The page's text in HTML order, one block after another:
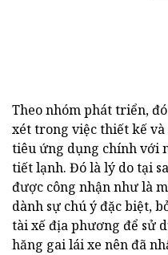
Theo nhóm phát triển,
xét trong việc thiết kế
tiêu ứng dụng chính với
tiết lạnh. Đó là lý do tại
được công nhận như là
dành sự chú ý đặc biệt,
tài xế địa phương để sử
hăng gai lái xe nên đã